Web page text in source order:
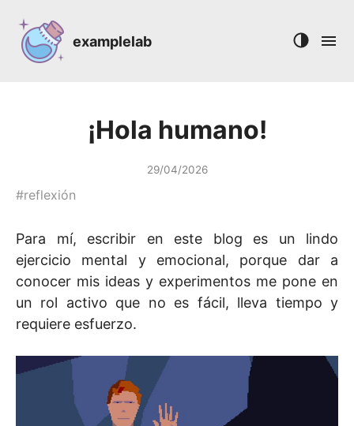
examplelab
¡Hola humano!
29/04/2026
#reflexión
Para mí, escribir en este blog es un lindo
ejercicio mental y emocional, porque dar a
conocer mis ideas y experimentos me pone en
un rol activo que no es fácil, lleva tiempo y
requiere esfuerzo.